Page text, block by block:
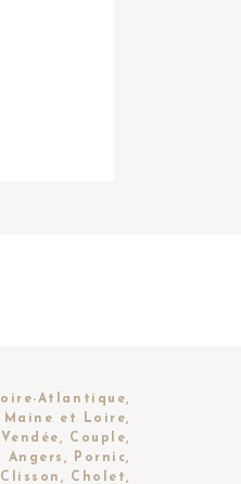
Atlantique,
et Loire,
Couple,
Pornic,
Cholet,